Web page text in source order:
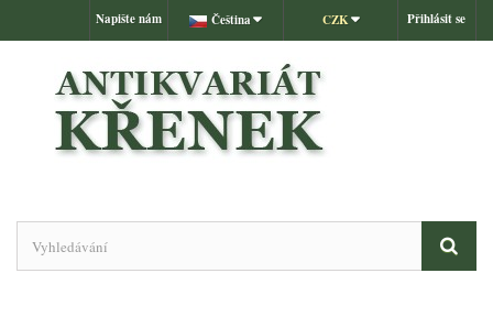
Přihlásit se
CZK
Čeština
Napište nám